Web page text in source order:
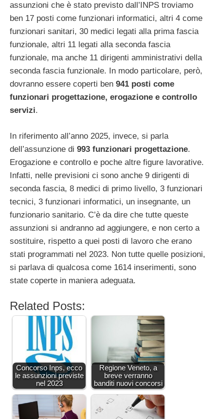
assunzioni che è stato previsto dall’INPS troviamo
ben 17 posti come funzionari informatici, altri 4 come
funzionari sanitari, 30 medici legati alla prima fascia
funzionale, altri 11 legati alla seconda fascia
funzionale, ma anche 11 dirigenti amministrativi della
seconda fascia funzionale. In modo particolare, però,
dovranno essere coperti ben 941 posti come
funzionari progettazione, erogazione e controllo
servizi.
In riferimento all’anno 2025, invece, si parla
dell’assunzione di 993 funzionari progettazione.
Erogazione e controllo e poche altre figure lavorative.
Infatti, nelle previsioni ci sono anche 9 dirigenti di
seconda fascia, 8 medici di primo livello, 3 funzionari
tecnici, 3 funzionari informatici, un insegnante, un
funzionario sanitario. C’è da dire che tutte queste
assunzioni si andranno ad aggiungere, e non certo a
sostituire, rispetto a quei posti di lavoro che erano
stati programmati nel 2023. Non tutte quelle posizioni,
si parlava di qualcosa come 1614 inserimenti, sono
state coperte in maniera adeguata.
Related Posts:
Concorso Inps, ecco
le assunzioni previste
nel 2023
Regione Veneto, a
breve verranno
banditi nuovi concorsi